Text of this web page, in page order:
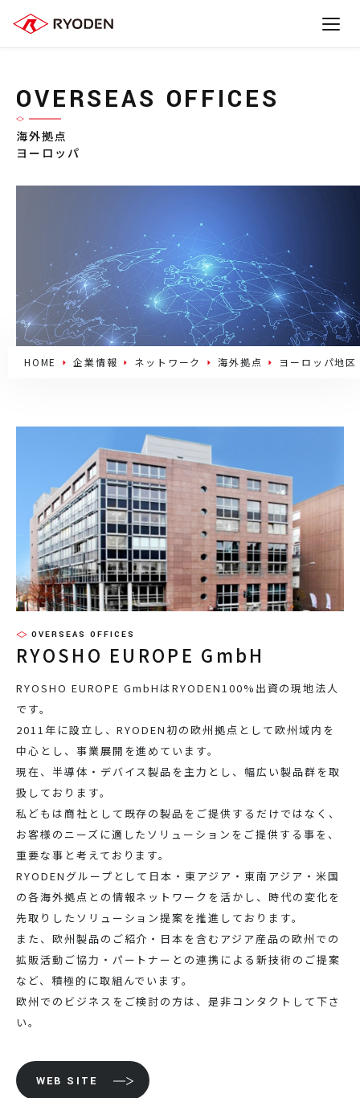
OVERSEAS OFFICES
海外拠点
ヨーロッパ
HOME 企業情報 ネットワーク 海外拠点 ヨーロッパ地区
OVERSEAS OFFICES
RYOSHO EUROPE GmbH
RYOSHO EUROPE GmbHはRYODEN100%出資の現地法人
です。
2011年に設立し、RYODEN初の欧州拠点として欧州域内を
中心とし、事業展開を進めています。
現在、半導体・デバイス製品を主力とし、幅広い製品群を取
扱しております。
私どもは商社として既存の製品をご提供するだけではなく、
お客様のニーズに適したソリューションをご提供する事を、
重要な事と考えております。
RYODENグループとして日本・東アジア・東南アジア・米国
の各海外拠点との情報ネットワークを活かし、時代の変化を
先取りしたソリューション提案を推進しております。
また、欧州製品のご紹介・日本を含むアジア産品の欧州での
拡販活動ご協力・パートナーとの連携による新技術のご提案
など、積極的に取組んでいます。
欧州でのビジネスをご検討の方は、是非コンタクトして下さ
い。
WEB SITE